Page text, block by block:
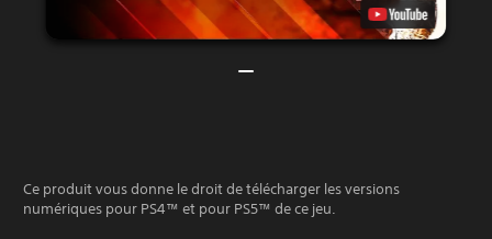
Ce produit vous donne le droit de télécharger les versions
numériques pour PS4™ et pour PS5™ de ce jeu.